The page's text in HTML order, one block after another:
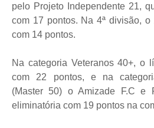
pelo Projeto Independente 21,
com 17 pontos. Na 4ª divisão, o
com 14 pontos.
Na categoria Veteranos 40+, o
com 22 pontos, e na
(Master 50) o Amizade F.C e
eliminatória com 19 pontos na